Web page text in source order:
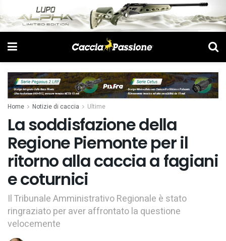
Home Notizie di caccia Ultime
La soddisfazione della
Regione Piemonte per il
ritorno alla caccia a fagiani
e coturnici
Il Tribunale Amministrativo Regionale è stato
ringraziato per aver affrontato la questione
velocemente